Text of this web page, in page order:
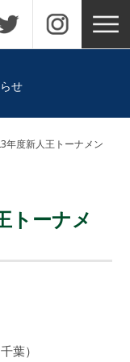
せ
年度新人王トーナメン
トーナメ
）